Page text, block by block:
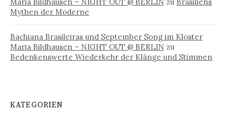
Mythen der Moderne
Bachiana Brasileiras und September Song im Kloster
Maria Bildhausen – NIGHT OUT @ BERLIN zu
Bedenkenswerte Wiederkehr der Klänge und Stimmen
KATEGORIEN